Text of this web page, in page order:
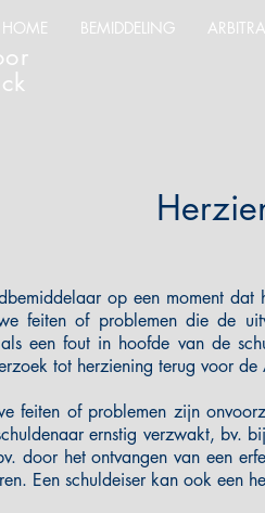
HOME BEMIDDELING
op een moment
feiten of problemen die de
een fout in hoofde van de
tot herziening terug voor de
feiten of problemen zijn
ernstig verzwakt, bv.
door het ontvangen van een
Een schuldeiser kan ook een